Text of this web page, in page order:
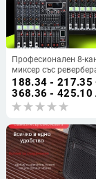
Професионален 8-
миксер със
ефекти, USB и
еквалайзер за сцена
(KTV)
188.34 - 217.35
368.36 - 425.10